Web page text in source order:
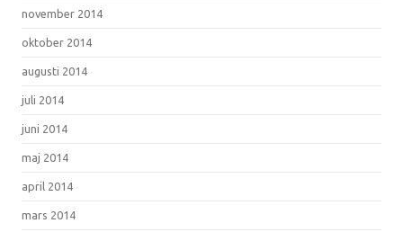
november 2014
oktober 2014
augusti 2014
juli 2014
juni 2014
maj 2014
april 2014
mars 2014